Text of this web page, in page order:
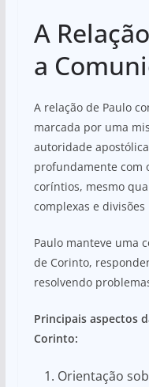
A
a
A relação de Paulo
marcada por uma
autoridade
profundamente com
coríntios, mesmo
complexas e
Paulo manteve uma
de Corinto,
resolvendo
Principais aspectos
Corinto:
Orientação